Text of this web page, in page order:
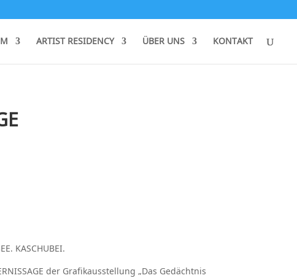
ARTIST RESIDENCY ÜBER UNS KONTAKT
KASCHUBEI.
der Grafikausstellung „Das Gedächtnis